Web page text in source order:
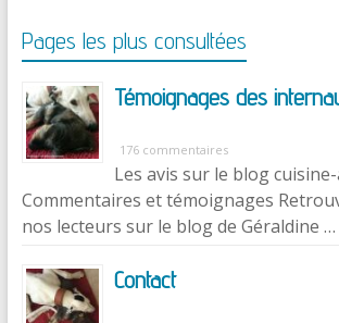
Pages les plus consultées
Témoignages des
176 commentaires
Les avis sur le blog
Commentaires et témoignages
nos lecteurs sur le blog de Géraldine …
Contact